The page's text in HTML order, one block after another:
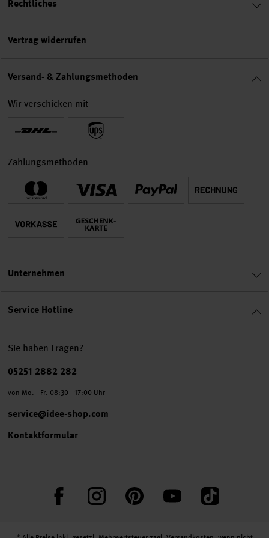
Service Hotline
Sie haben Fragen?
Telefonnummer
05251 2882 282
von Mo. - Fr. 08:30 - 17:00 Uhr
service@idee-shop.com
Kontaktformular
FacebookInstagram PinterestYouTube TikTok
Rechtliches
Vertrag widerrufen
Versand- & Zahlungsmethoden
Wir verschicken mit
Zahlungsmethoden
Unternehmen